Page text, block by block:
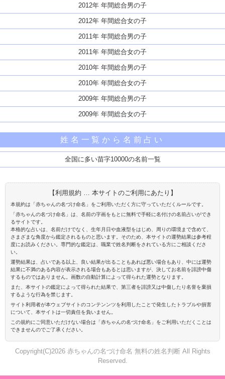
2012年 年間総合男の子
2012年 年間総合女の子
2011年 年間総合男の子
2011年 年間総合女の子
2010年 年間総合男の子
2010年 年間総合女の子
2009年 年間総合男の子
2009年 年間総合女の子
姓名一覧から名前占い
全国に多い苗字10000の名前一覧
【利用規約 … 本サイトのご利用にあたり】
本規約は「赤ちゃんの名づけ命名」をご利用いただく方に守っていただくルールです。
「赤ちゃんの名づけ命名」は、名前の字画をもとに無料で手軽に名付けの名前占いができ
るサイトです。
本格的な占いは、名前だけでなく、生年月日や血液型をはじめ、周りの環境まで含めて、
さまざまな角度から鑑定されるものと思います。そのため、本サイトの運勢結果は参考程
度にお読みください。専門的な鑑定は、職業で姓名判断をされている方にご相談くださ
い。
運勢結果は、占いである以上、良い結果が出ることもあれば悪い場合もあり、中には運勢
結果に不満のある内容が表示される場合もあるとは思いますが、決してお名前を誹謗中傷
するものではありません。画数の自動計算によって得られた運勢となります。
また、本サイトの鑑定によって得られた結果で、第三者を誹謗又は中傷したり名誉を棄損
するような行為を禁じます。
サイト利用者が本ウェブサイトのコンテンンツを利用したことで発生したトラブルや損害
について、本サイトは一切責任を負いません。
この規約にご同意いただけない場合は「赤ちゃんの名づけ命名」をご利用いただくことは
できませんのでご了承ください。
Copyright(C)2026 赤ちゃんの名づけ命名 無料の姓名判断 All Rights
Reserved.